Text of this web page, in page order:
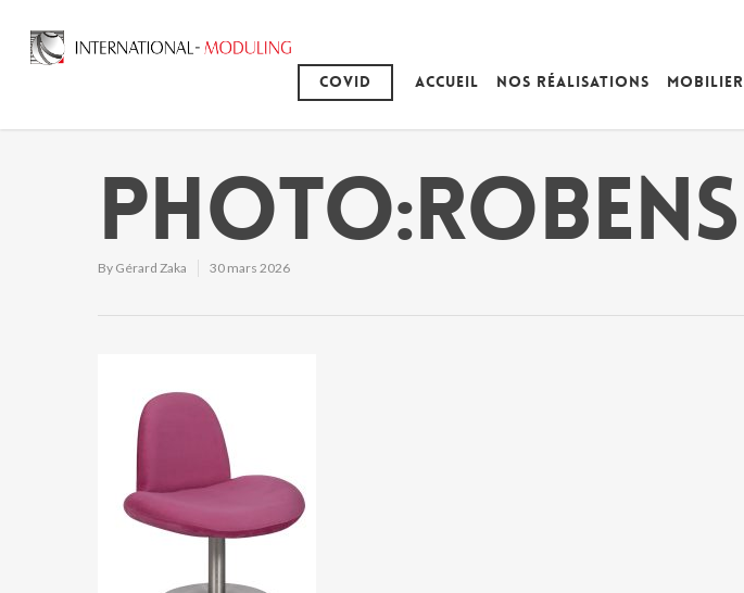
Covid Accueil Nos réalisations Mobilier
Photo:robens
By Gérard Zaka 30 mars 2026